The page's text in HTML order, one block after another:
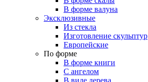
В форме валуна
Эксклюзивные
Из стекла
Изготовление скульптур
Европейские
По форме
В форме книги
С ангелом
В виде дерева